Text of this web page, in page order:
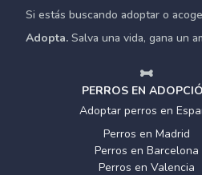
Si estás buscando adoptar o
Adopta. Salva una vida, gana un
PERROS EN
Adoptar perros en
Perros en Madrid
Perros en Barcelona
Perros en Valencia